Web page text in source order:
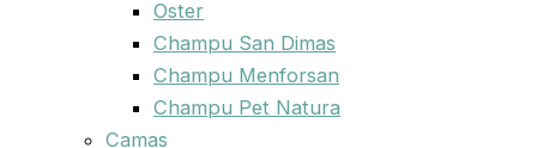
Oster
Champu San Dimas
Champu Menforsan
Champu Pet Natura
Camas